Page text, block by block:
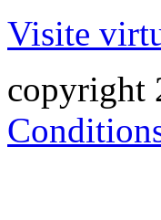
Visite
copyright